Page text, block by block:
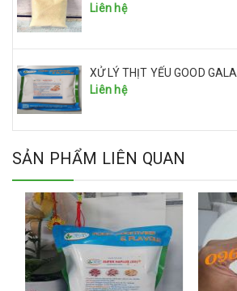
Liên hệ
XỬ LÝ THỊT YẾU GOOD GALA
Liên hệ
SẢN PHẨM LIÊN QUAN